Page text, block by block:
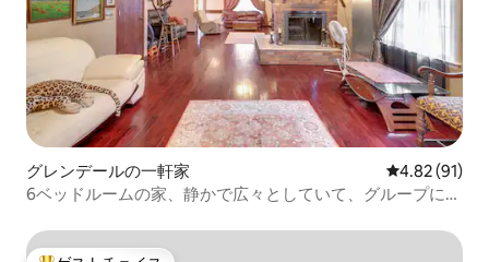
グレンデールの一軒家 レビュー91
4.82 (91)
6ベッドルームの家、静かで広々としていて、グループに最